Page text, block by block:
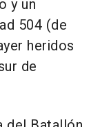
y un
504 (de
heridos
de